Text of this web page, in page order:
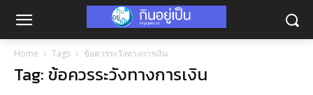
Home Tags ข้อควรระวังทางการเงิน
Tag: ข้อควรระวังทางการเงิน